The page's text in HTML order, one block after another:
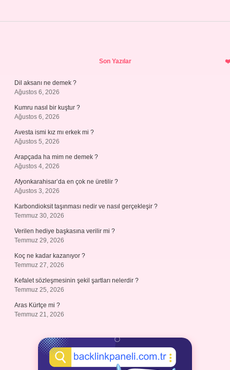
Son Yazılar
Dil aksanı ne demek ?
Ağustos 6, 2026
Kumru nasıl bir kuştur ?
Ağustos 6, 2026
Avesta ismi kız mı erkek mi ?
Ağustos 5, 2026
Arapçada ha mim ne demek ?
Ağustos 4, 2026
Afyonkarahisar’da en çok ne üretilir ?
Ağustos 3, 2026
Karbondioksit taşınması nedir ve nasıl gerçekleşir ?
Temmuz 30, 2026
Verilen hediye başkasına verilir mi ?
Temmuz 29, 2026
Koç ne kadar kazanıyor ?
Temmuz 27, 2026
Kefalet sözleşmesinin şekil şartları nelerdir ?
Temmuz 25, 2026
Aras Kürtçe mi ?
Temmuz 21, 2026